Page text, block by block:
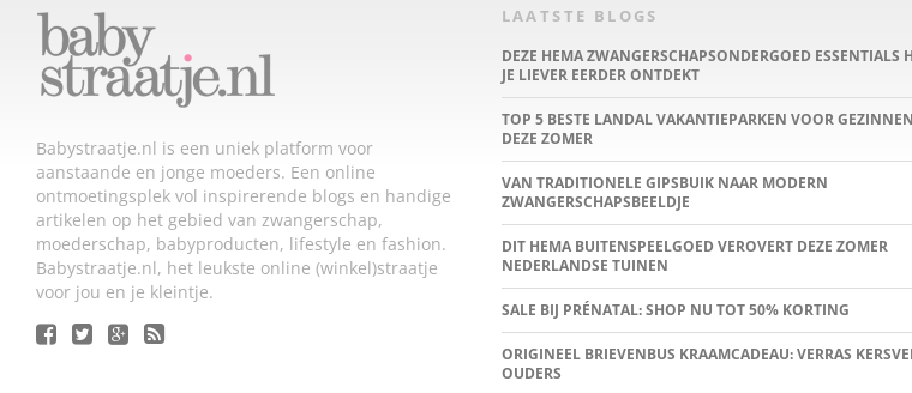
Babystraatje.nl is een uniek platform voor
aanstaande en jonge moeders. Een online
ontmoetingsplek vol inspirerende blogs en handige
artikelen op het gebied van zwangerschap,
moederschap, babyproducten, lifestyle en fashion.
Babystraatje.nl, het leukste online (winkel)straatje
voor jou en je kleintje.
LAATSTE BLOGS
DEZE HEMA ZWANGERSCHAPSONDERGOED ESSENTIALS
JE LIEVER EERDER ONTDEKT
TOP 5 BESTE LANDAL VAKANTIEPARKEN VOOR GEZINNEN
DEZE ZOMER
VAN TRADITIONELE GIPSBUIK NAAR MODERN
ZWANGERSCHAPSBEELDJE
DIT HEMA BUITENSPEELGOED VEROVERT DEZE ZOMER
NEDERLANDSE TUINEN
SALE BIJ PRÉNATAL: SHOP NU TOT 50% KORTING
ORIGINEEL BRIEVENBUS KRAAMCADEAU: VERRAS
OUDERS